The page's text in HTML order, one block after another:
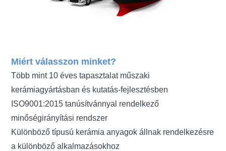
Miért válasszon minket?
Több mint 10 éves tapasztalat műszaki
kerámiagyártásban és kutatás-fejlesztésben
ISO9001:2015 tanúsítvánnyal rendelkező
minőségirányítási rendszer
Különböző típusú kerámia anyagok állnak rendelkezésre
a különböző alkalmazásokhoz